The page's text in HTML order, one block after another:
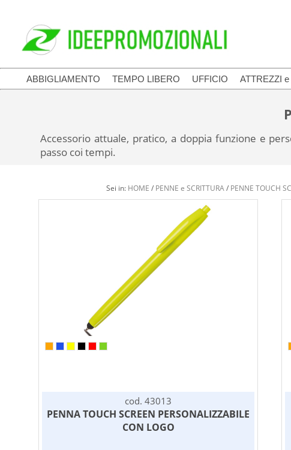
ABBIGLIAMENTO TEMPO LIBERO UFFICIO ATTREZZI
Accessorio attuale, pratico, a doppia funzione e
passo coi tempi.
Sei in: HOME / PENNE e SCRITTURA/ PENNE TOUCH
cod. 43013
PENNA TOUCH SCREEN PERSONALIZZABILE
CON LOGO